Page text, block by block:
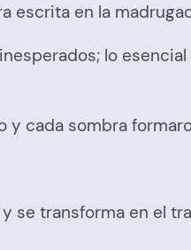
escrita en la
lo
cada sombra
se transforma en el